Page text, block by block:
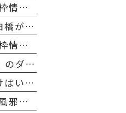
18日）
下記メディアに天白橋が紹介されました
28日）
「我慢」と「根性」のダイエットはもう終わり。医師が寄り添う“科学的な減量”で、理想の自分を今度こそ手に入れる
「病院、どこに行けばいい？」と迷うあなたへ。内科・発熱からダイエット・脱毛まで“まとめて相談できる”新しいクリニックのカタチ
もしれません〜